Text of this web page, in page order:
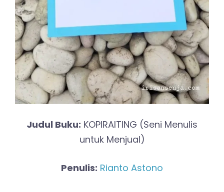
Judul Buku: KOPIRAITING (Seni Menulis
untuk Menjual)
Penulis: Rianto Astono